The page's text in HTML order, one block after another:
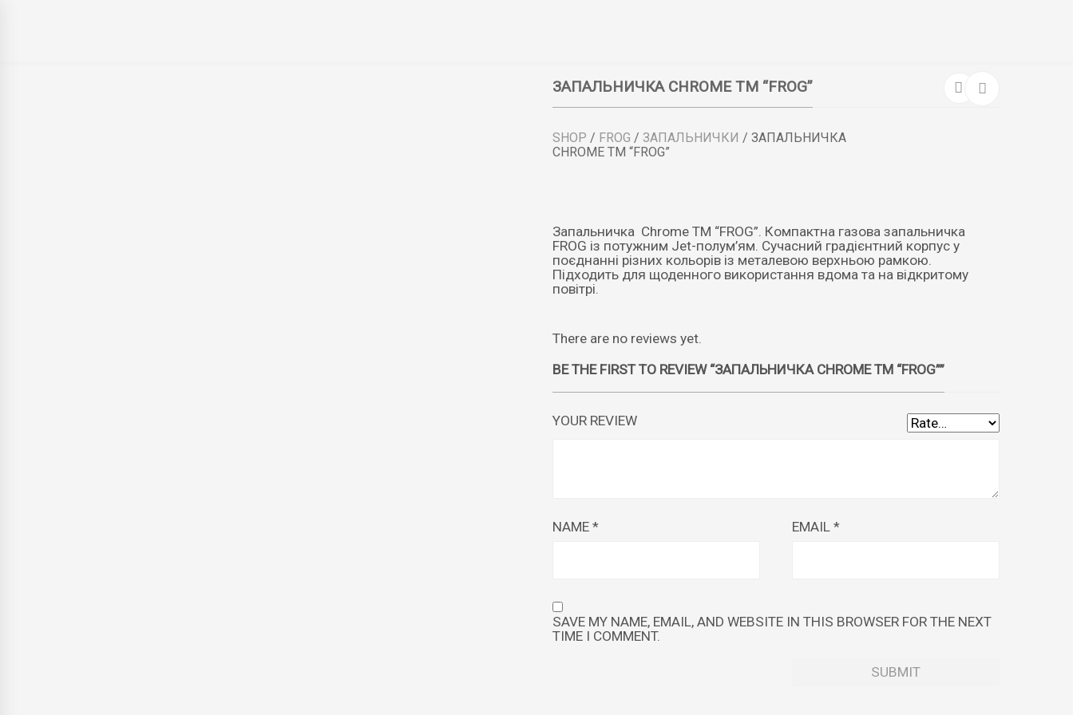
ЗАПАЛЬНИЧКА CHROME ТМ “FROG”
SHOP / FROG / ЗАПАЛЬНИЧКИ / ЗАПАЛЬНИЧКА
CHROME ТМ “FROG”
Запальничка Chrome ТМ “FROG”. Компактна газова запальничка
FROG із потужним Jet-полум’ям. Сучасний градієнтний корпус у
поєднанні різних кольорів із металевою верхньою рамкою.
Підходить для щоденного використання вдома та на відкритому
повітрі.
There are no reviews yet.
BE THE FIRST TO REVIEW “ЗАПАЛЬНИЧКА CHROME ТМ “FROG””
YOUR REVIEW
NAME * EMAIL *
SAVE MY NAME, EMAIL, AND WEBSITE IN THIS BROWSER FOR THE NEXT
TIME I COMMENT.